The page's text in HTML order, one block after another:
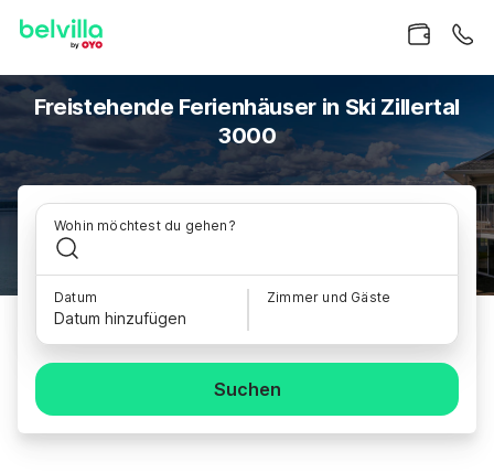
Freistehende Ferienhäuser in Ski Zillertal
3000
Wohin möchtest du gehen?
Datum
Datum hinzufügen
Zimmer und Gäste
Suchen